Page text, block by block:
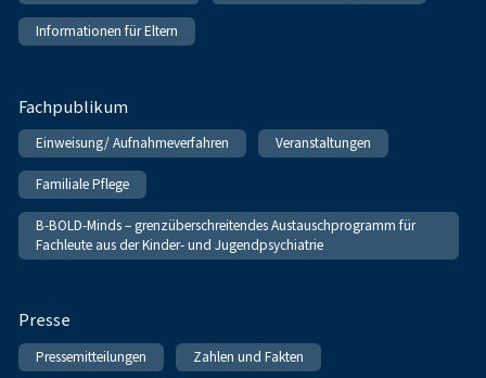
Informationen für Eltern
Fachpublikum
Einweisung/ Aufnahmeverfahren Veranstaltungen
Familiale Pflege
B-BOLD-Minds – grenzüberschreitendes Austauschprogramm für
Fachleute aus der Kinder- und Jugendpsychiatrie
Presse
Pressemitteilungen Zahlen und Fakten